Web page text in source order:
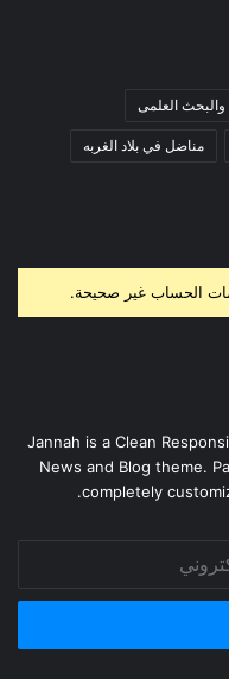
والبحث العلمى
مناضل في بلاد الغربه
الحساب غير صحيحة.
Jannah is a Clean
News and Blog theme.
completely